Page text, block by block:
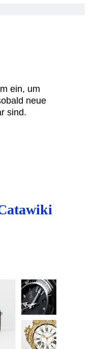
ein, um
neue
sind.